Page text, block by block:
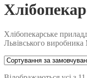
Хлібопекарське
Львівського